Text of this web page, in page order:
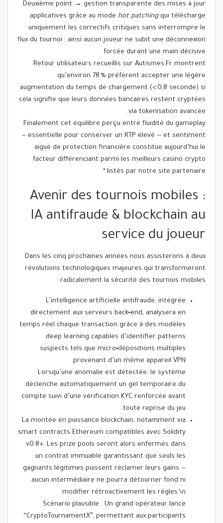
Deuxième point → gestion transparente des mises à jour
applicatives grâce au mode hot patchingqui télécharge
uniquement les correctifs critiques sans interrompre le
flux du tournoi ; ainsi aucun joueur ne subit une déconnexion
forcée durant une main décisive.
Retour utilisateurs recueillis sur Autismes.Fr montrent
qu’environ 78 % préfèrent accepter une légère
augmentation du temps de chargement (< 0,8 seconde) si
cela signifie que leurs données bancaires restent cryptées
via tokenisation avancée.
Finalement cet équilibre perçu entre fluidité du gameplay
— essentielle pour conserver un RTP élevé — et sentiment
aiguë de protection financière constitue aujourd’hui le
facteur différenciant parmi les meilleurs casino crypto
listés par notre site partenaire.*
Avenir des tournois mobiles :
IA antifraude & blockchain au
service du joueur
Dans les cinq prochaines années nous assisterons à deux
révolutions technologiques majeures qui transformeront
radicalement la sécurité des tournois mobiles :
L’intelligence artificielle antifraude, intégrée
directement aux serveurs back‑end, analysera en
temps réel chaque transaction grâce à des modèles
deep learning capables d’identifier patterns
suspects tels que micro‑dépositions multiples
provenant d’un même appareil VPN.
Lorsqu’une anomalie est détectée, le système
déclenche automatiquement un gel temporaire du
compte suivi d’une vérification KYC renforcée avant
toute reprise du jeu.
La montée en puissance blockchain, notamment via
smart contracts Ethereum compatibles avec Solidity
v0.8+. Les prize pools seront alors enfermés dans
un contrat immuable garantissant que seuls les
gagnants légitimes puissent réclamer leurs gains —
aucun intermédiaire ne pourra détourner fond ni
modifier rétroactivement les règles.\n
Scénario plausible : Un grand opérateur lance
“CryptoTournamentX”, permettant aux participants